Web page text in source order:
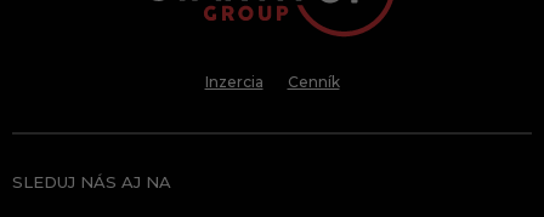
Inzercia Cenník
SLEDUJ NÁS AJ NA